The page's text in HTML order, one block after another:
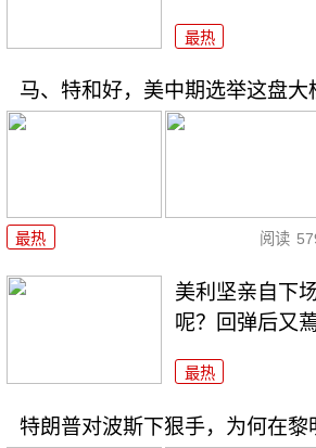
最热
马、特和好，美中期选举这盘大
最热 阅读
美利坚亲自下
呢？回弹后又
最热
特朗普对波斯下狠手，为何在黎